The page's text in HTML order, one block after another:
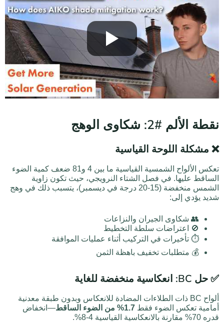
نقطة الألم #2: شكاوى الوهج
❌ مشكلة اللوحة القياسية
تعكس الألواح الشمسية القياسية ما بين 4 و81 ضعف كمية الضوء
الساقط عليها. في فصل الشتاء النرويجي، حيث تكون زاوية
الشمس منخفضة (15-20 درجة في ديسمبر)، يتسبب ذلك في وهج
شديد يؤدي إلى:
👥 شكاوى الجيران والنزاعات
🚫 اعتراضات سلطة التخطيط
⏱️ تأخيرات في التركيب أثناء عمليات الموافقة
💰 متطلبات تخفيف باهظة الثمن
✅ حل BC: انعكاسية منخفضة للغاية
ألواح BC ذات الطلاءات المضادة للانعكاس وبدون طبقة معدنية
أمامية تعكس الضوء فقط 1.7% من الضوء الساقط
—انخفاض
قدره 70% مقارنة بالانعكاسية القياسية 4-8%.